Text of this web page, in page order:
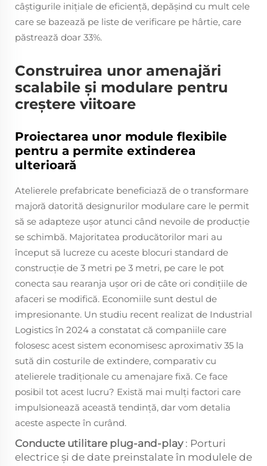
câștigurile inițiale de eficiență, depășind cu mult cele
care se bazează pe liste de verificare pe hârtie, care
păstrează doar 33%.
Construirea unor amenajări
scalabile și modulare pentru
creștere viitoare
Proiectarea unor module flexibile
pentru a permite extinderea
ulterioară
Atelierele prefabricate beneficiază de o transformare
majoră datorită designurilor modulare care le permit
să se adapteze ușor atunci când nevoile de producție
se schimbă. Majoritatea producătorilor mari au
început să lucreze cu aceste blocuri standard de
construcție de 3 metri pe 3 metri, pe care le pot
conecta sau rearanja ușor ori de câte ori condițiile de
afaceri se modifică. Economiile sunt destul de
impresionante. Un studiu recent realizat de Industrial
Logistics în 2024 a constatat că companiile care
folosesc acest sistem economisesc aproximativ 35 la
sută din costurile de extindere, comparativ cu
atelierele tradiționale cu amenajare fixă. Ce face
posibil tot acest lucru? Există mai mulți factori care
impulsionează această tendință, dar vom detalia
aceste aspecte în curând.
Conducte utilitare plug-and-play : Porturi
electrice și de date preinstalate în modulele de